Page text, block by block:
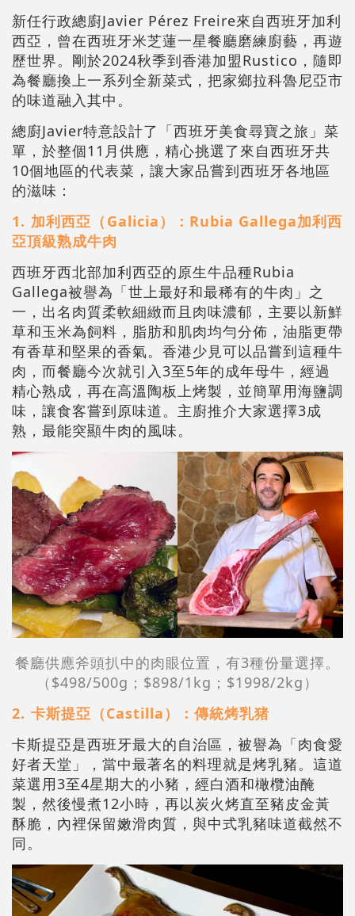
新任行政總廚Javier Pérez Freire來自西班牙加利
西亞，曾在西班牙米芝蓮一星餐廳磨練廚藝，再遊
歷世界。剛於2024秋季到香港加盟Rustico，隨即
為餐廳換上一系列全新菜式，把家鄉拉科魯尼亞市
的味道融入其中。
總廚Javier特意設計了「西班牙美食尋寶之旅」菜
單，於整個11月供應，精心挑選了來自西班牙共
10個地區的代表菜，讓大家品嘗到西班牙各地區
的滋味：
1.⁠ 加利西亞（⁠Galicia）：Rubia Gallega加利西
亞頂級熟成牛肉
西班牙西北部加利西亞的原生牛品種Rubia
Gallega被譽為「世上最好和最稀有的牛肉」之
一，出名肉質柔軟細緻而且肉味濃郁，主要以新鮮
草和玉米為飼料，脂肪和肌肉均勻分佈，油脂更帶
有香草和堅果的香氣。香港少見可以品嘗到這種牛
肉，而餐廳今次就引入3至5年的成年母牛，經過
精心熟成，再在高溫陶板上烤製，並簡單用海鹽調
味，讓食客嘗到原味道。主廚推介大家選擇3成
熟，最能突顯牛肉的風味。
餐廳供應斧頭扒中的肉眼位置，有3種份量選擇。
（$498/500g；$898/1kg；$1998/2kg）
2.⁠ 卡斯提亞（Castilla）：傳統烤乳猪
卡斯提亞是西班牙最大的自治區，被譽為「肉食愛
好者天堂」，當中最著名的料理就是烤乳豬。這道
菜選用3至4星期大的小豬，經白酒和橄欖油醃
製，然後慢煮12小時，再以炭火烤直至豬皮金黃
酥脆，內裡保留嫩滑肉質，與中式乳豬味道截然不
同。